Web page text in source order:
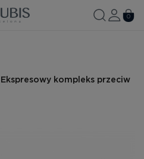
0
kompleks przeciw